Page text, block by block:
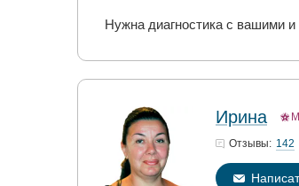
Нужна диагностика с вашими
Ирина
Отзывы: 142